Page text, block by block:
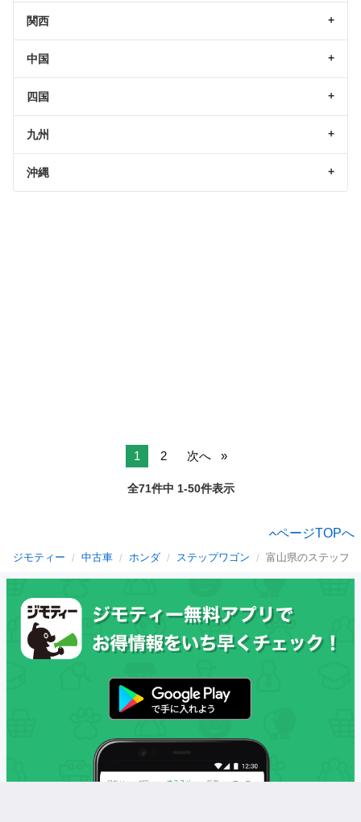
関西
中国
四国
九州
沖縄
1 2 次へ
全71件中 1-50件表示
ページTOPへ
ジモティー 中古車 ホンダ ステップワゴン 富山県のステップ